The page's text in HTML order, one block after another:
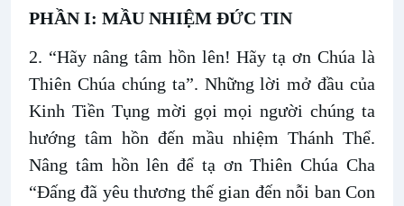
PHẦN I: MẦU NHIỆM ĐỨC TIN
2. “Hãy nâng tâm hồn lên! Hãy tạ ơn Chúa là
Thiên Chúa chúng ta”. Những lời mở đầu của
Kinh Tiền Tụng mời gọi mọi người chúng ta
hướng tâm hồn đến mầu nhiệm Thánh Thể.
Nâng tâm hồn lên để tạ ơn Thiên Chúa Cha
“Đấng đã yêu thương thế gian đến nỗi ban Con